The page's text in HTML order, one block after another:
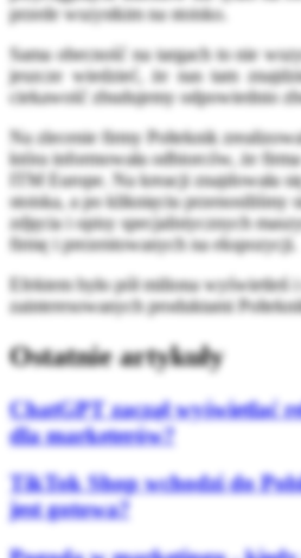
przede wszystkim na stoisko.
Sama obecność na targach to nie
jeszcze wiedzieć, że nas tam
ciekawość zbudujemy odpowiednio
Na zlecenie firmy Polteknik
która informowała odbiorców, że
ITM Europe. Na kreacji znajdowała
stoiska, a po kliknięciu przenosiliśmy
zdjęcia i opisy specjalistycznych
firmę i prezentowanych na ekspozycji.
Efektem było pół miliona wyświetleń
zainteresowanych produktami
Ostatnie artykuły
ChatGPT zaczął wyświetlać
dla marketerów?
TikTok Shop wchodzi do
jest gotowa?